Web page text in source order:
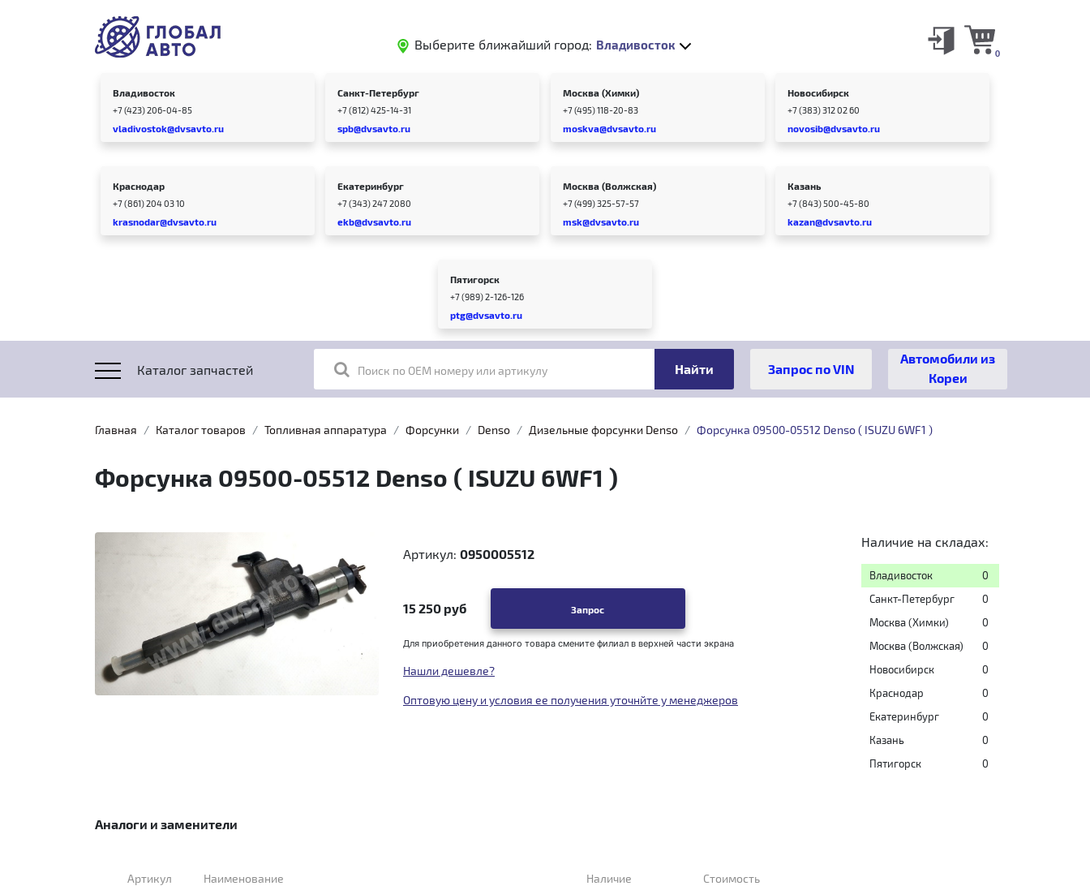
Выберите ближайший город: Владивосток
0
Владивосток
+7 (423) 206-04-85
vladivostok@dvsavto.ru
Санкт-Петербург
+7 (812) 425-14-31
spb@dvsavto.ru
Москва (Химки)
+7 (495) 118-20-83
moskva@dvsavto.ru
Новосибирск
+7 (383) 312 02 60
novosib@dvsavto.ru
Краснодар
+7 (861) 204 03 10
krasnodar@dvsavto.ru
Екатеринбург
+7 (343) 247 2080
ekb@dvsavto.ru
Москва (Волжская)
+7 (499) 325-57-57
msk@dvsavto.ru
Казань
+7 (843) 500-45-80
kazan@dvsavto.ru
Пятигорск
+7 (989) 2-126-126
ptg@dvsavto.ru
Каталог запчастей Поиск по OEM номеру или артикулу
Автомобили из
Кореи
Главная Каталог товаров Топливная аппаратура Форсунки Denso Дизельные форсунки Denso Форсунка 09500-05512 Denso ( ISUZU 6WF1 )
Форсунка 09500-05512 Denso ( ISUZU 6WF1 )
Артикул: 0950005512
15 250 руб Запрос
Для приобретения данного товара смените филиал в верхней части экрана
Нашли дешевле?
Оптовую цену и условия ее получения уточнйте у менеджеров
Наличие на складах:
Владивосток
0
Санкт-Петербург
0
Москва (Химки)
0
Москва (Волжская)
0
Новосибирск
0
Краснодар
0
Екатеринбург
0
Казань
0
Пятигорск
0
Аналоги и заменители
Артикул Наименование Наличие Стоимость